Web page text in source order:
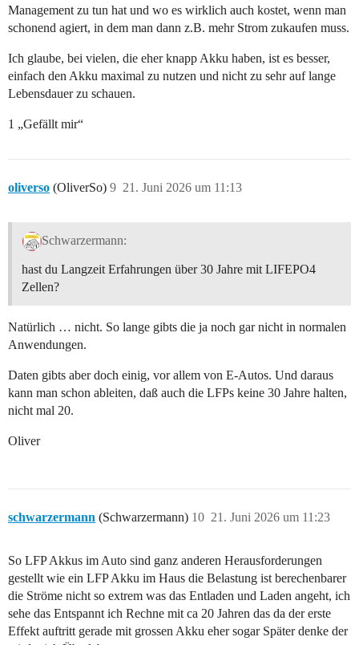
Management zu tun hat und wo es wirklich auch kostet, wenn man
schonend agiert, in dem man dann z.B. mehr Strom zukaufen muss.
Ich glaube, bei vielen, die eher knapp Akku haben, ist es besser,
einfach den Akku maximal zu nutzen und nicht zu sehr auf lange
Lebensdauer zu schauen.
1 „Gefällt mir“
oliverso (OliverSo) 21. Juni 2026 um 11:13
9
Schwarzermann:
hast du Langzeit Erfahrungen über 30 Jahre mit LIFEPO4
Zellen?
Natürlich … nicht. So lange gibts die ja noch gar nicht in normalen
Anwendungen.
Daten gibts aber doch einig, vor allem von E-Autos. Und daraus
kann man schon ableiten, daß auch die LFPs keine 30 Jahre halten,
nicht mal 20.
Oliver
schwarzermann (Schwarzermann) 21. Juni 2026 um 11:23
10
So LFP Akkus im Auto sind ganz anderen Herausforderungen
gestellt wie ein LFP Akku im Haus die Belastung ist berechenbarer
die Ströme nicht so extrem was das Entladen und Laden angeht, ich
sehe das Entspannt ich Rechne mit ca 20 Jahren das da der erste
Effekt auftritt gerade mit grossen Akku eher sogar Später denke der